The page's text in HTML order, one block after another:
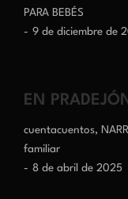
PARA BEBÉS
9 de diciembre de
EN
cuentacuentos,
familiar
8 de abril de 2025